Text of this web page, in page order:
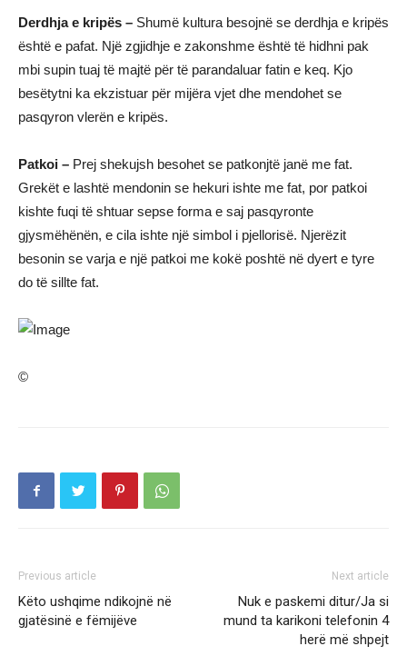
Derdhja e kripës – Shumë kultura besojnë se derdhja e kripës
është e pafat. Një zgjidhje e zakonshme është të hidhni pak
mbi supin tuaj të majtë për të parandaluar fatin e keq. Kjo
besëtytni ka ekzistuar për mijëra vjet dhe mendohet se
pasqyron vlerën e kripës.
Patkoi – Prej shekujsh besohet se patkonjtë janë me fat.
Grekët e lashtë mendonin se hekuri ishte me fat, por patkoi
kishte fuqi të shtuar sepse forma e saj pasqyronte
gjysmëhënën, e cila ishte një simbol i pjellorisë. Njerëzit
besonin se varja e një patkoi me kokë poshtë në dyert e tyre
do të sillte fat.
©
Previous article
Këto ushqime ndikojnë në
gjatësinë e fëmijëve
Next article
Nuk e paskemi ditur/Ja si
mund ta karikoni telefonin 4
herë më shpejt